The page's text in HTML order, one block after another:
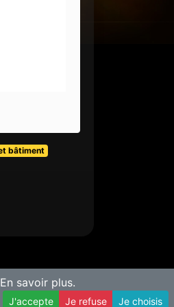
bâtiment
En savoir plus.
J'accepte Je refuse Je choisis